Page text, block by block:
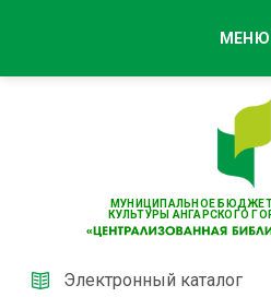
МУНИЦИПАЛЬНОЕ
КУЛЬТУРЫ АНГАРСКОГО
Электронный каталог
МЕНЮ